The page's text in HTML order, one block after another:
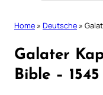
Home » Deutsche »
Galater
Bible – 1545